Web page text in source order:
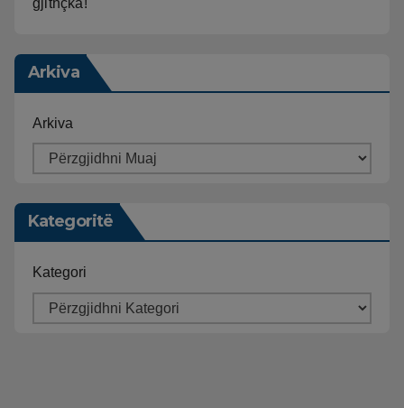
gjithçka!
Arkiva
Arkiva
Kategoritë
Kategori